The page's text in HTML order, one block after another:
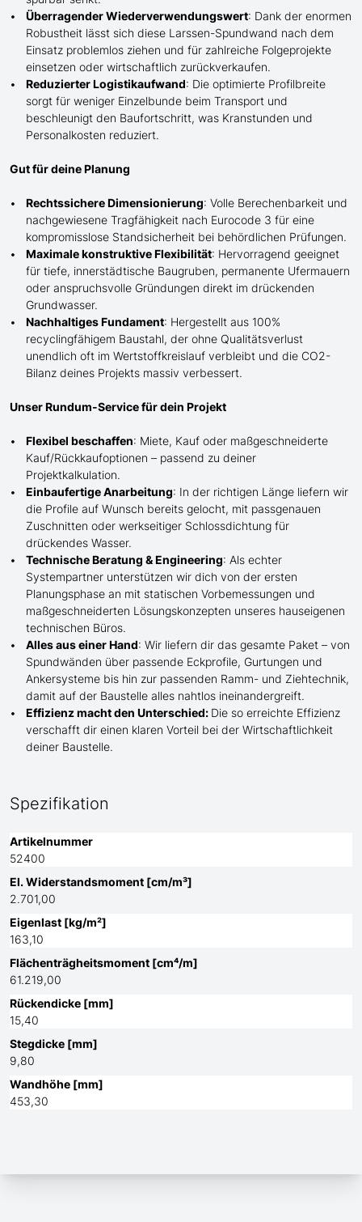
Überragender Wiederverwendungswert: Dank der enormen
Robustheit lässt sich diese Larssen-Spundwand nach dem
Einsatz problemlos ziehen und für zahlreiche Folgeprojekte
einsetzen oder wirtschaftlich zurückverkaufen.
Reduzierter Logistikaufwand: Die optimierte Profilbreite
sorgt für weniger Einzelbunde beim Transport und
beschleunigt den Baufortschritt, was Kranstunden und
Personalkosten reduziert.
Gut für deine Planung
Rechtssichere Dimensionierung: Volle Berechenbarkeit und
nachgewiesene Tragfähigkeit nach Eurocode 3 für eine
kompromisslose Standsicherheit bei behördlichen Prüfungen.
Maximale konstruktive Flexibilität: Hervorragend geeignet
für tiefe, innerstädtische Baugruben, permanente Ufermauern
oder anspruchsvolle Gründungen direkt im drückenden
Grundwasser.
Nachhaltiges Fundament: Hergestellt aus 100%
recyclingfähigem Baustahl, der ohne Qualitätsverlust
unendlich oft im Wertstoffkreislauf verbleibt und die CO2-
Bilanz deines Projekts massiv verbessert.
Unser Rundum-Service für dein Projekt
Flexibel beschaffen: Miete, Kauf oder maßgeschneiderte
Kauf/Rückkaufoptionen – passend zu deiner
Projektkalkulation.
Einbaufertige Anarbeitung: In der richtigen Länge liefern wir
die Profile auf Wunsch bereits gelocht, mit passgenauen
Zuschnitten oder werkseitiger Schlossdichtung für
drückendes Wasser.
Technische Beratung & Engineering: Als echter
Systempartner unterstützen wir dich von der ersten
Planungsphase an mit statischen Vorbemessungen und
maßgeschneiderten Lösungskonzepten unseres hauseigenen
technischen Büros.
Alles aus einer Hand: Wir liefern dir das gesamte Paket – von
Spundwänden über passende Eckprofile, Gurtungen und
Ankersysteme bis hin zur passenden Ramm- und Ziehtechnik,
damit auf der Baustelle alles nahtlos ineinandergreift.
Effizienz macht den Unterschied: Die so erreichte Effizienz
verschafft dir einen klaren Vorteil bei der Wirtschaftlichkeit
deiner Baustelle.
Spezifikation
Artikelnummer
52400
El. Widerstandsmoment [cm/m³]
2.701,00
Eigenlast [kg/m²]
163,10
Flächenträgheitsmoment [cm⁴/m]
61.219,00
Rückendicke [mm]
15,40
Stegdicke [mm]
9,80
Wandhöhe [mm]
453,30